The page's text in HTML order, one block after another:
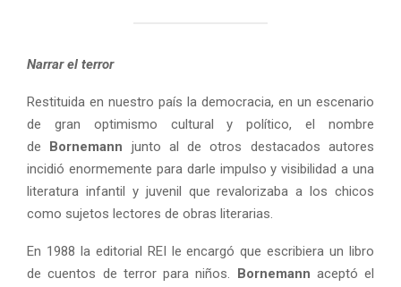
Narrar el terror
Restituida en nuestro país la democracia, en un escenario
de gran optimismo cultural y político, el nombre
de Bornemann junto al de otros destacados autores
incidió enormemente para darle impulso y visibilidad a una
literatura infantil y juvenil que revalorizaba a los chicos
como sujetos lectores de obras literarias.
En 1988 la editorial REI le encargó que escribiera un libro
de cuentos de terror para niños. Bornemann aceptó el